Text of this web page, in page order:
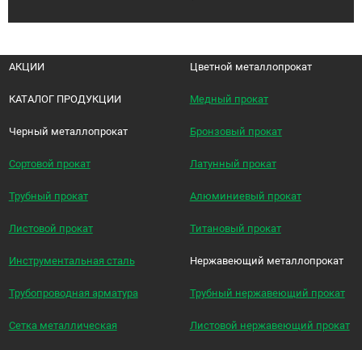
АКЦИИ
КАТАЛОГ ПРОДУКЦИИ
Черный металлопрокат
Сортовой прокат
Трубный прокат
Листовой прокат
Инструментальная сталь
Трубопроводная арматура
Сетка металлическая
Цветной металлопрокат
Медный прокат
Бронзовый прокат
Латунный прокат
Алюминиевый прокат
Титановый прокат
Нержавеющий металлопрокат
Трубный нержавеющий прокат
Листовой нержавеющий прокат